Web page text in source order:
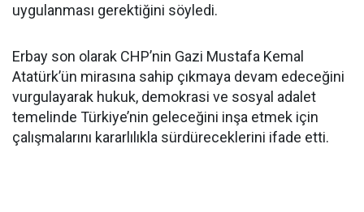
uygulanması gerektiğini söyledi.
Erbay son olarak CHP’nin Gazi Mustafa Kemal
Atatürk’ün mirasına sahip çıkmaya devam edeceğini
vurgulayarak hukuk, demokrasi ve sosyal adalet
temelinde Türkiye’nin geleceğini inşa etmek için
çalışmalarını kararlılıkla sürdüreceklerini ifade etti.